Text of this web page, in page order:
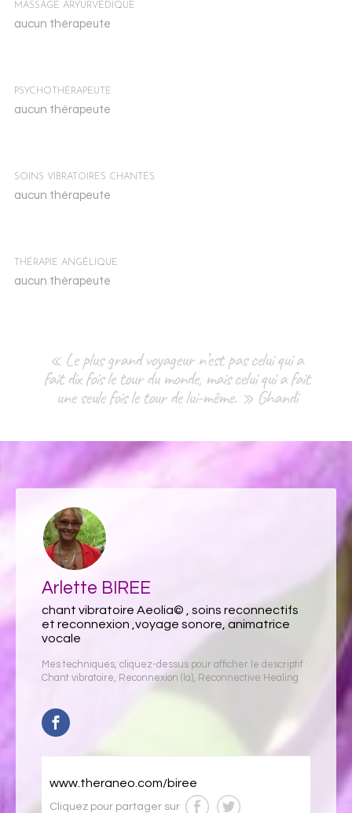
MASSAGE ARYURVÉDIQUE
aucun thérapeute
PSYCHOTHÉRAPEUTE
aucun thérapeute
SOINS VIBRATOIRES CHANTÉS
aucun thérapeute
THÉRAPIE ANGÉLIQUE
aucun thérapeute
« Le plus grand voyageur n’est pas celui qui a
fait dix fois le tour du monde, mais celui qui a fait
une seule fois le tour de lui-même. » Ghandi
Arlette BIREE
chant vibratoire Aeolia© , soins reconnectifs
et reconnexion ,voyage sonore, animatrice
vocale
Mes techniques, cliquez-dessus pour afficher le descriptif :
Chant vibratoire, Reconnexion (la), Reconnective Healing
www.theraneo.com/biree
Cliquez pour partager sur